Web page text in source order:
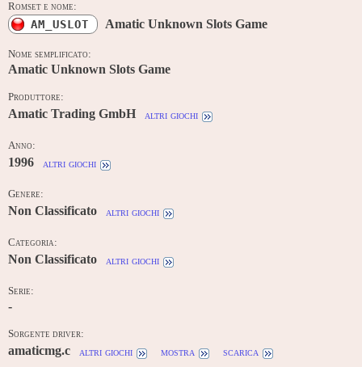
Romset e nome:
AM_USLOT Amatic Unknown Slots Game
Nome semplificato:
Amatic Unknown Slots Game
Produttore:
Amatic Trading GmbH altri giochi
Anno:
1996 altri giochi
Genere:
Non Classificato altri giochi
Categoria:
Non Classificato altri giochi
Serie:
-
Sorgente driver:
amaticmg.c altri giochi mostra scarica